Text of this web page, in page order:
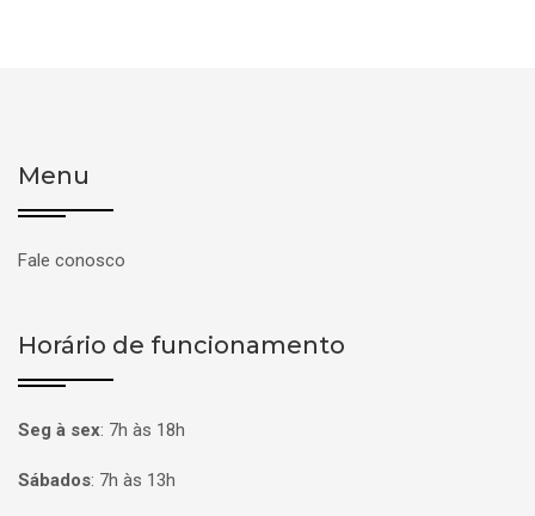
Menu
Fale conosco
Horário de funcionamento
Seg à sex: 7h às 18h
Sábados: 7h às 13h